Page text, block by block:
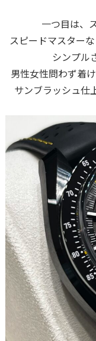
一つ目は、
スピードマスター
シンプル
男性女性問わず着
サンブラッシュ仕